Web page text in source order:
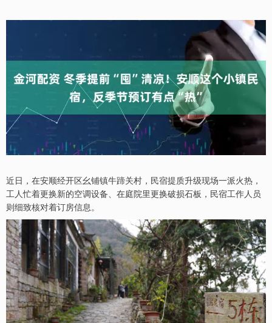
近日，在安顺经开区幺铺镇牛蹄关村，民宿提质升级现场一派火热，
工人忙着更换新的空调设备、在庭院里更换破损石板，民宿工作人员
则细致核对着订房信息。